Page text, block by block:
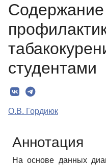
Регистрация
студентами
О.В. Гордиюк
Аннотация
На основе данных